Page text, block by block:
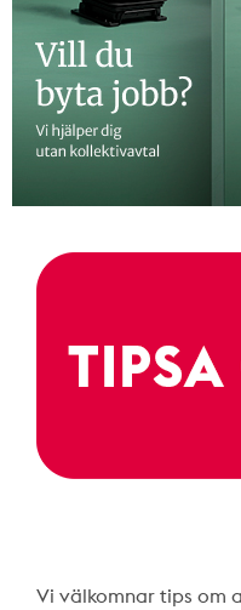
Vi välkomnar tips om